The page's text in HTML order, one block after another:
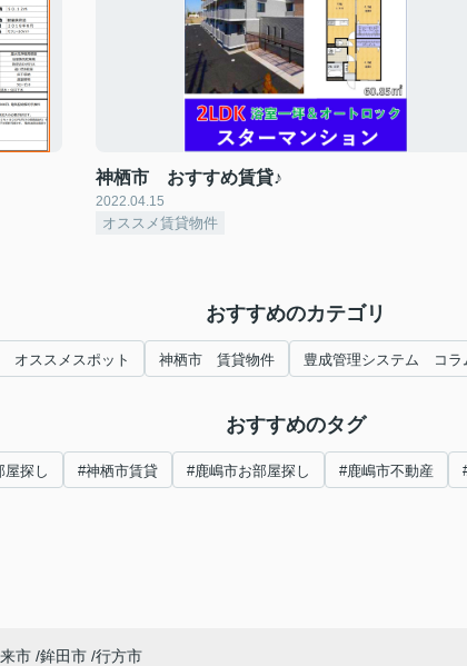
神栖市 おすすめ賃貸♪
2022.04.15
オススメ賃貸物件
おすすめのカテゴリ
ススメスポット 神栖市 賃貸物件 豊成管理システム コラ
おすすめのタグ
探し #神栖市賃貸 #鹿嶋市お部屋探し #鹿嶋市不動産
市 鉾田市 行方市